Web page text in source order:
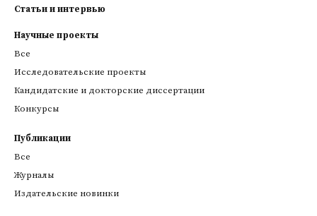
Статьи и интервью
Научные проекты
Все
Исследовательские проекты
Кандидатские и докторские диссертации
Конкурсы
Публикации
Все
Журналы
Издательские новинки